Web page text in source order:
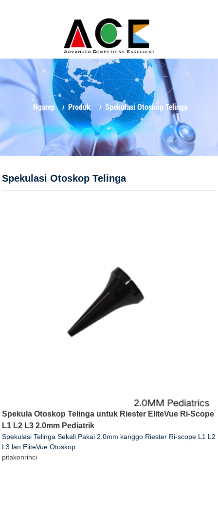
Ngarep Produk Spekulasi Otoskop Telinga
Spekulasi Otoskop Telinga
Spekula Otoskop Telinga untuk Riester EliteVue Ri-Scope
L1 L2 L3 2.0mm Pediatrik
Spekulasi Telinga Sekali Pakai 2.0mm kanggo Riester Ri-scope L1 L2
L3 lan EliteVue Otoskop
pitakonrinci